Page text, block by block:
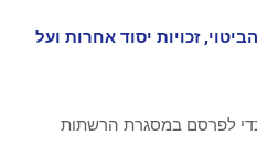
זכויות יסוד אחרות ועל
לפרסם במסגרת הרשתות